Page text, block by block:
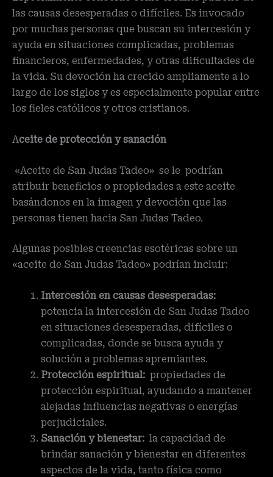
las causas desesperadas o difíciles. Es invocado
por muchas personas que buscan su intercesión y
ayuda en situaciones complicadas, problemas
financieros, enfermedades, y otras dificultades de
la vida. Su devoción ha crecido ampliamente a lo
largo de los siglos y es especialmente popular entre
los fieles católicos y otros cristianos.
Aceite de protección y sanación
«Aceite de San Judas Tadeo» se le podrían
atribuir beneficios o propiedades a este aceite
basándonos en la imagen y devoción que las
personas tienen hacia San Judas Tadeo.
Algunas posibles creencias esotéricas sobre un
«aceite de San Judas Tadeo» podrían incluir:
Intercesión en causas desesperadas:
potencia la intercesión de San Judas Tadeo
en situaciones desesperadas, difíciles o
complicadas, donde se busca ayuda y
solución a problemas apremiantes.
Protección espiritual:propiedades de
protección espiritual, ayudando a mantener
alejadas influencias negativas o energías
perjudiciales.
Sanación y bienestar:la capacidad de
brindar sanación y bienestar en diferentes
aspectos de la vida, tanto física como